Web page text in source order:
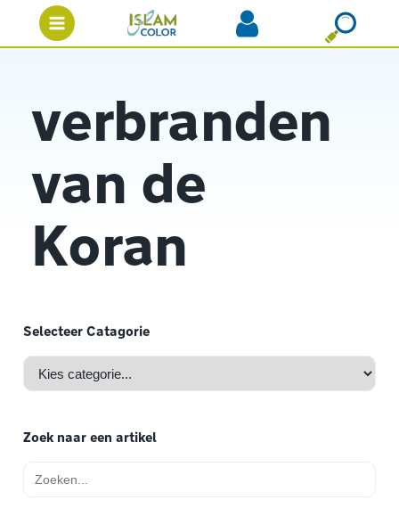
verbranden
van de
Koran
Selecteer Catagorie
Zoek naar een artikel
naar: